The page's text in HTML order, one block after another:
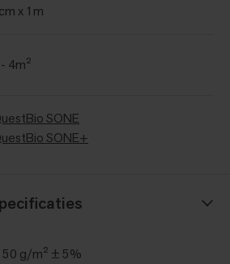
x 1m
4m²
SONE
SONE+
g/m² ± 5%